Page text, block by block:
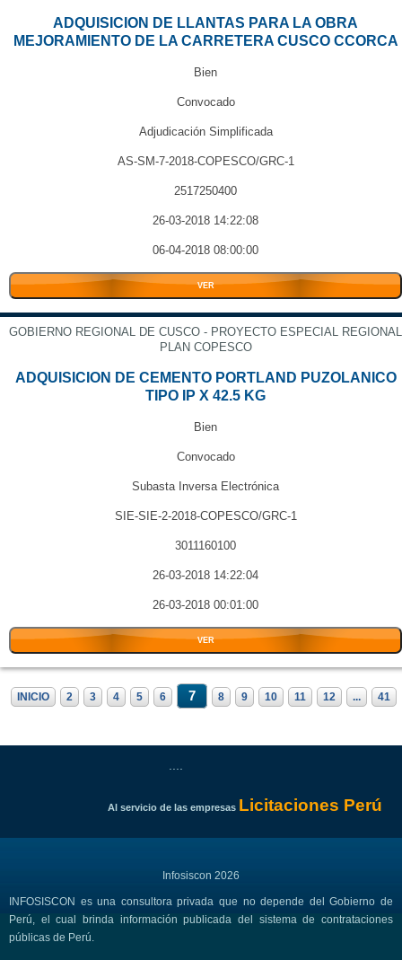
ADQUISICION DE LLANTAS PARA LA OBRA
MEJORAMIENTO DE LA CARRETERA CUSCO CCORCA
Bien
Convocado
Adjudicación Simplificada
AS-SM-7-2018-COPESCO/GRC-1
2517250400
26-03-2018 14:22:08
06-04-2018 08:00:00
VER
GOBIERNO REGIONAL DE CUSCO - PROYECTO ESPECIAL REGIONAL
PLAN COPESCO
ADQUISICION DE CEMENTO PORTLAND PUZOLANICO
TIPO IP X 42.5 KG
Bien
Convocado
Subasta Inversa Electrónica
SIE-SIE-2-2018-COPESCO/GRC-1
3011160100
26-03-2018 14:22:04
26-03-2018 00:01:00
VER
INICIO 2 3 4 5 6 7 8 9 10 11 12 ... 41
Al servicio de las empresas Licitaciones Perú
Infosiscon 2026
INFOSISCON es una consultora privada que no depende del Gobierno de
Perú, el cual brinda información publicada del sistema de contrataciones
públicas de Perú.